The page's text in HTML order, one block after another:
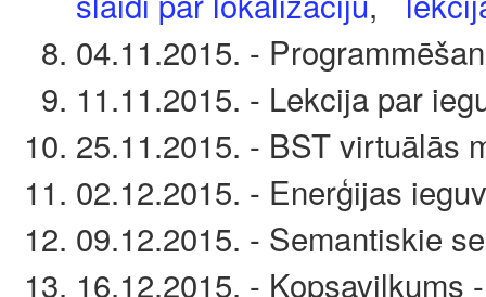
04.11.2015. -
11.11.2015. - Lekcija par
25.11.2015. - BST virtuālās
02.12.2015. - Enerģijas
09.12.2015. - Semantiskie
16.12.2015. - Kopsavilkums